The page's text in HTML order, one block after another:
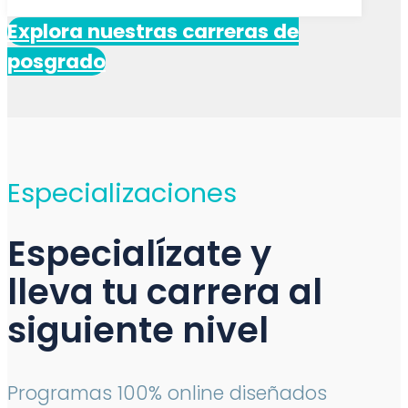
Explora nuestras carreras de
posgrado
Especializaciones
Especialízate y
lleva tu carrera al
siguiente nivel
Programas 100% online diseñados